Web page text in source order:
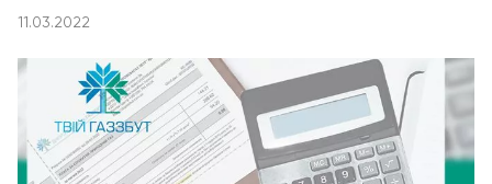
11.03.2022